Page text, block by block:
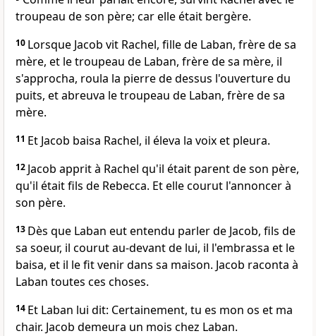
troupeau de son père; car elle était bergère.
10 Lorsque Jacob vit Rachel, fille de Laban, frère de sa
mère, et le troupeau de Laban, frère de sa mère, il
s'approcha, roula la pierre de dessus l'ouverture du
puits, et abreuva le troupeau de Laban, frère de sa
mère.
11 Et Jacob baisa Rachel, il éleva la voix et pleura.
12 Jacob apprit à Rachel qu'il était parent de son père,
qu'il était fils de Rebecca. Et elle courut l'annoncer à
son père.
13 Dès que Laban eut entendu parler de Jacob, fils de
sa soeur, il courut au-devant de lui, il l'embrassa et le
baisa, et il le fit venir dans sa maison. Jacob raconta à
Laban toutes ces choses.
14 Et Laban lui dit: Certainement, tu es mon os et ma
chair. Jacob demeura un mois chez Laban.